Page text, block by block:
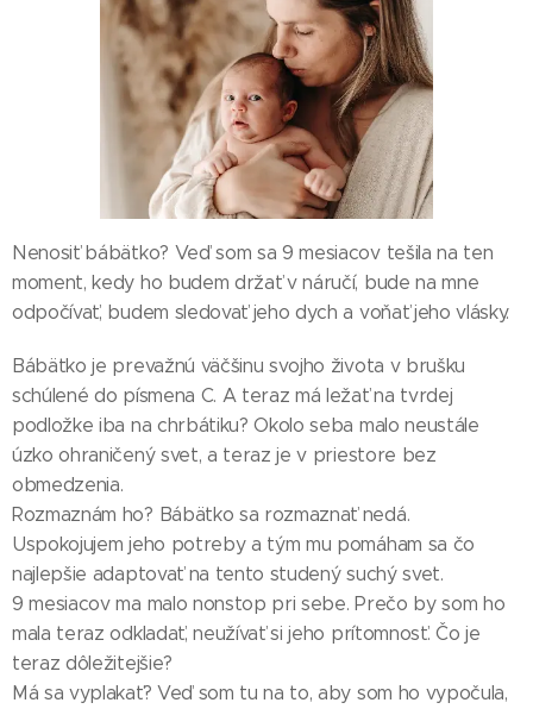
Nenosiť bábätko? Veď som sa 9 mesiacov tešila na ten
moment, kedy ho budem držať v náručí, bude na mne
odpočívať, budem sledovať jeho dych a voňať jeho vlásky.
Bábätko je prevažnú väčšinu svojho života v brušku
schúlené do písmena C. A teraz má ležať na tvrdej
podložke iba na chrbátiku? Okolo seba malo neustále
úzko ohraničený svet, a teraz je v priestore bez
obmedzenia.
Rozmaznám ho? Bábätko sa rozmaznať nedá.
Uspokojujem jeho potreby a tým mu pomáham sa čo
najlepšie adaptovať na tento studený suchý svet.
9 mesiacov ma malo nonstop pri sebe. Prečo by som ho
mala teraz odkladať, neužívať si jeho prítomnosť. Čo je
teraz dôležitejšie?
Má sa vyplakať? Veď som tu na to, aby som ho vypočula,